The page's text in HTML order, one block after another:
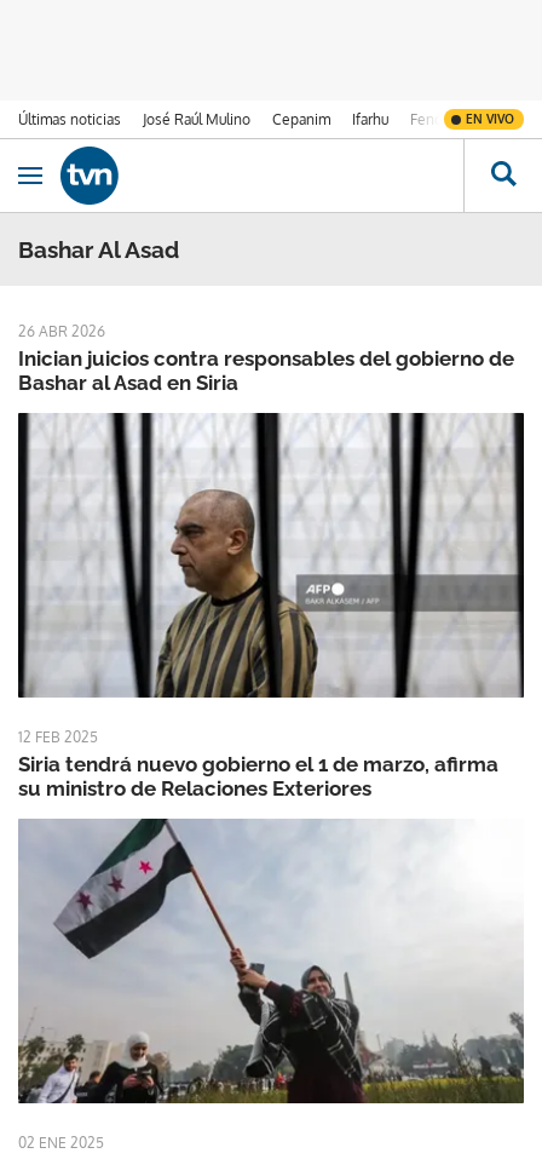
Últimas noticias José Raúl Mulino Cepanim Ifarhu Fenómeno de El
EN VIVO
Ir al contenido
Obrir navegació
Bashar Al Asad
26 ABR 2026
Inician juicios contra responsables del gobierno de
Bashar al Asad en Siria
12 FEB 2025
Siria tendrá nuevo gobierno el 1 de marzo, afirma
su ministro de Relaciones Exteriores
02 ENE 2025